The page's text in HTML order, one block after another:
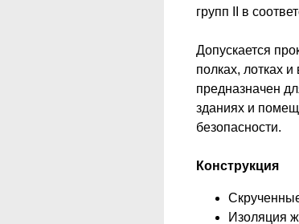
групп II в
Допускается
полках, лотках
предназначен
зданиях и
безопасности.
Конструкция
Изоляция